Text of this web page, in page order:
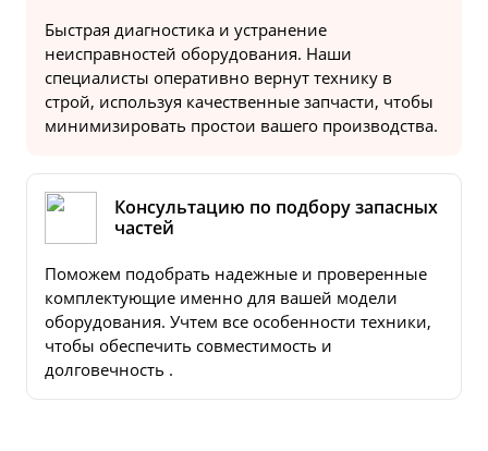
Быстрая диагностика и устранение
неисправностей оборудования. Наши
специалисты оперативно вернут технику в
строй, используя качественные запчасти, чтобы
минимизировать простои вашего производства.
Консультацию по подбору запасных
частей
Поможем подобрать надежные и проверенные
комплектующие именно для вашей модели
оборудования. Учтем все особенности техники,
чтобы обеспечить совместимость и
долговечность .